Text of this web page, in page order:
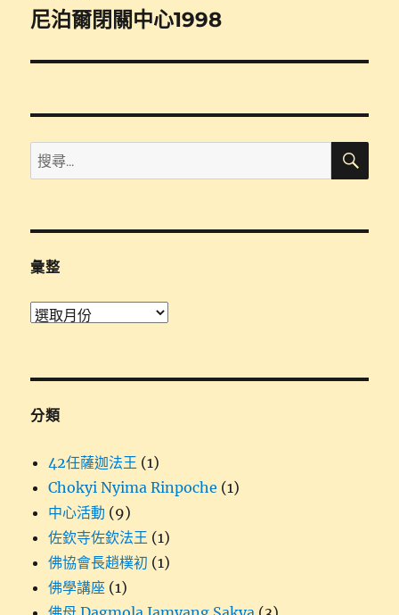
章:
下
篇
章:
尼泊爾閉關中心1998
搜
尋
鍵
搜
彙整
彙
分類
42任薩迦法王 (1)
Chokyi Nyima Rinpoche (1)
中心活動 (9)
佐欽寺佐欽法王 (1)
佛協會長趙樸初 (1)
佛學講座 (1)